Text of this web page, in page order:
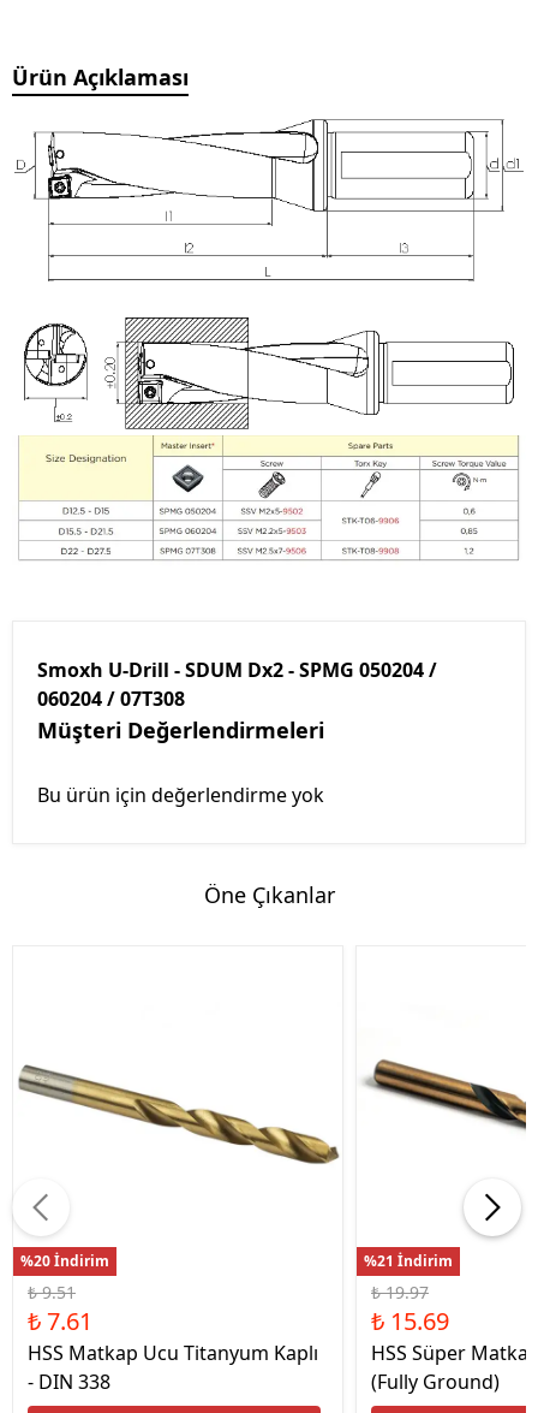
Ürün Açıklaması
Smoxh U-Drill - SDUM Dx2 - SPMG 050204 /
060204 / 07T308
Müşteri Değerlendirmeleri
Bu ürün için değerlendirme yok
Öne Çıkanlar
%20 İndirim
₺ 9.51
₺ 7.61
HSS Matkap Ucu Titanyum Kaplı
- DIN 338
%21 İndirim
₺ 19.97
₺ 15.69
HSS Süper
(Fully Ground)